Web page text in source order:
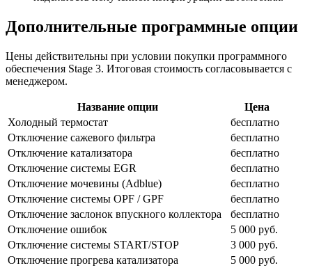
Дополнительные программные опции
Цены действительны при условии покупки программного
обеспечения Stage 3. Итоговая стоимость согласовывается с
менеджером.
Название опции
Цена
Холодный термостат
бесплатно
Отключение сажевого фильтра
бесплатно
Отключение катализатора
бесплатно
Отключение системы EGR
бесплатно
Отключение мочевины (Adblue)
бесплатно
Отключение системы OPF / GPF
бесплатно
Отключение заслонок впускного коллектора
бесплатно
Отключение ошибок
5 000 руб.
Отключение системы START/STOP
3 000 руб.
Отключение прогрева катализатора
5 000 руб.